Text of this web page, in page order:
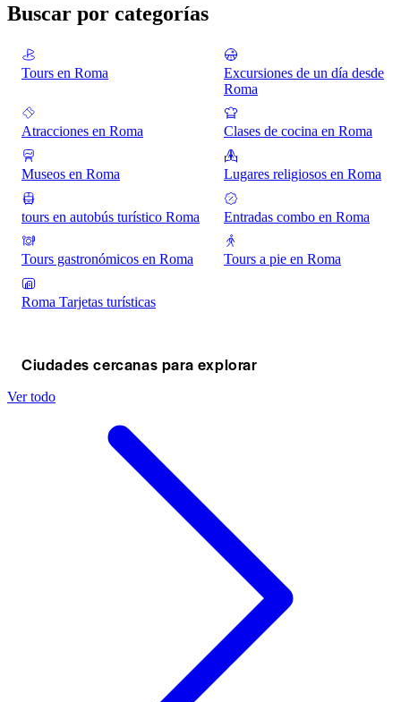
Buscar por categorías
Tours en Roma
Excursiones de un día desde
Roma
Atracciones en Roma Clases de cocina en Roma
Museos en Roma Lugares religiosos en Roma
tours en autobús turístico Roma Entradas combo en Roma
Tours gastronómicos en Roma Tours a pie en Roma
Roma Tarjetas turísticas
Ciudades cercanas para explorar
Ver todo